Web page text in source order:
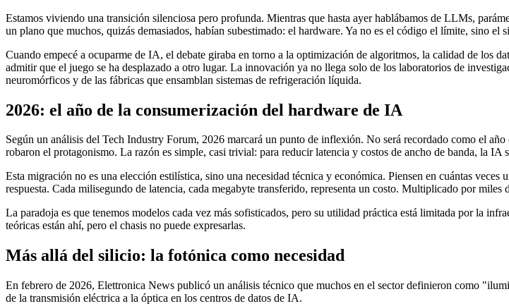
Estamos viviendo una transición silenciosa pero profunda. Mientras que hasta ayer hablábamos de LLMs,
un plano que muchos, quizás demasiados, habían subestimado: el hardware. Ya no es el código el límite, sino
Cuando empecé a ocuparme de IA, el debate giraba en torno a la optimización de algoritmos, la calidad de los
admitir que el juego se ha desplazado a otro lugar. La innovación ya no llega solo de los laboratorios de
neuromórficos y de las fábricas que ensamblan sistemas de refrigeración líquida.
2026: el año de la consumerización del hardware de IA
Según un análisis del Tech Industry Forum, 2026 marcará un punto de inflexión. No será recordado como el
robaron el protagonismo. La razón es simple, casi trivial: para reducir latencia y costos de ancho de banda, la IA
Esta migración no es una elección estilística, sino una necesidad técnica y económica. Piensen en cuántas
respuesta. Cada milisegundo de latencia, cada megabyte transferido, representa un costo. Multiplicado por miles
La paradoja es que tenemos modelos cada vez más sofisticados, pero su utilidad práctica está limitada por la
teóricas están ahí, pero el chasis no puede expresarlas.
Más allá del silicio: la fotónica como necesidad
En febrero de 2026, Elettronica News publicó un análisis técnico que muchos en el sector definieron como
de la transmisión eléctrica a la óptica en los centros de datos de IA.